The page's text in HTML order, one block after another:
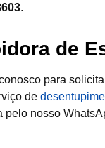
.
de
para
de
pelo nosso